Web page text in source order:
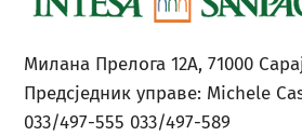
Милана Прелога 12A, 71000
Предсједник управе: Michele
033/497-555 033/497-589